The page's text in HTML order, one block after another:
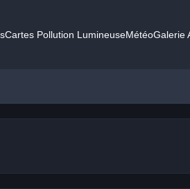
Cartes Pollution LumineuseMétéoGalerie